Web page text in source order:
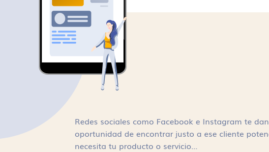
Redes sociales como Facebook e Instagram te
oportunidad de encontrar justo a ese cliente
necesita tu producto o servicio…